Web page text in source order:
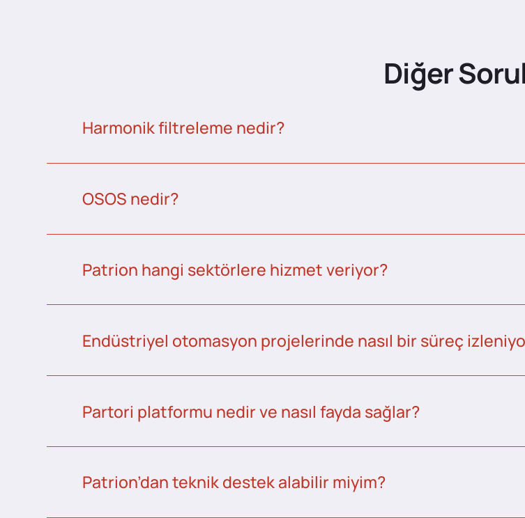
Diğer
Harmonik filtreleme nedir?
OSOS nedir?
Patrion hangi sektörlere hizmet veriyor?
Endüstriyel otomasyon projelerinde nasıl bir süreç
Partori platformu nedir ve nasıl fayda sağlar?
Patrion’dan teknik destek alabilir miyim?